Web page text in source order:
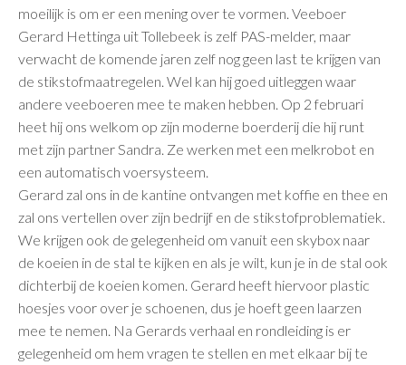
moeilijk is om er een mening over te vormen. Veeboer
Gerard Hettinga uit Tollebeek is zelf PAS-melder, maar
verwacht de komende jaren zelf nog geen last te krijgen van
de stikstofmaatregelen. Wel kan hij goed uitleggen waar
andere veeboeren mee te maken hebben. Op 2 februari
heet hij ons welkom op zijn moderne boerderij die hij runt
met zijn partner Sandra. Ze werken met een melkrobot en
een automatisch voersysteem.
Gerard zal ons in de kantine ontvangen met koffie en thee en
zal ons vertellen over zijn bedrijf en de stikstofproblematiek.
We krijgen ook de gelegenheid om vanuit een skybox naar
de koeien in de stal te kijken en als je wilt, kun je in de stal ook
dichterbij de koeien komen. Gerard heeft hiervoor plastic
hoesjes voor over je schoenen, dus je hoeft geen laarzen
mee te nemen. Na Gerards verhaal en rondleiding is er
gelegenheid om hem vragen te stellen en met elkaar bij te